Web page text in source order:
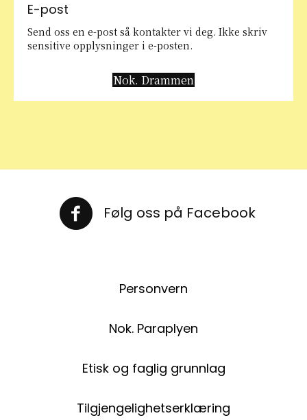
E-post
Send oss en e-post så kontakter vi deg. Ikke skriv
sensitive opplysninger i e-posten.
Nok. Drammen
Følg oss på Facebook
Følg oss på Facebook
Personvern
Nok. Paraplyen
Etisk og faglig grunnlag
Tilgjengelighetserklæring